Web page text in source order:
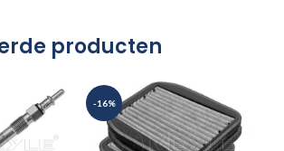
producten
-16%